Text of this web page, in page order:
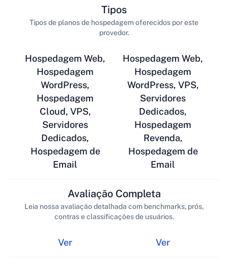
Hospedagem Web,
Hospedagem
WordPress,
Hospedagem
Cloud, VPS,
Servidores
Dedicados,
Hospedagem de
Email
Tipos
Tipos de planos de hospedagem oferecidos por este
provedor.
Hospedagem Web,
Hospedagem
WordPress, VPS,
Servidores
Dedicados,
Hospedagem
Revenda,
Hospedagem de
Email
Ver
Avaliação Completa
Leia nossa avaliação detalhada com benchmarks, prós,
contras e classificações de usuários.
Ver